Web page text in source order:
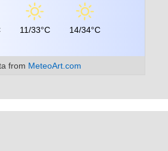
11/33°C 14/34°C
from MeteoArt.com